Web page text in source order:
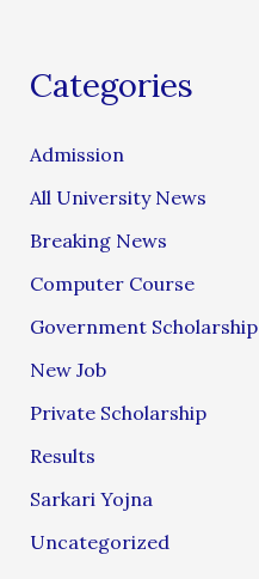
Categories
Admission
All University News
Breaking News
Computer Course
Government Scholarship
New Job
Private Scholarship
Results
Sarkari Yojna
Uncategorized